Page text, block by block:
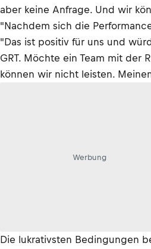
aber keine Anfrage. Und wir
"Nachdem sich die
"Das ist positiv für uns und
GRT. Möchte ein Team mit der
können wir nicht leisten.
Werbung
Die lukrativsten Bedingungen